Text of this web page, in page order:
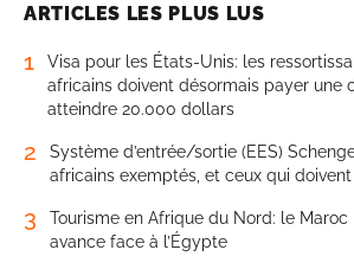
ARTICLES LES PLUS LUS
1
Visa pour les États-Unis: les
africains doivent désormais payer une
atteindre 20.000 dollars
2
Système d’entrée/sortie (EES)
africains exemptés, et ceux qui
3
Tourisme en Afrique du Nord: le
avance face à l’Égypte